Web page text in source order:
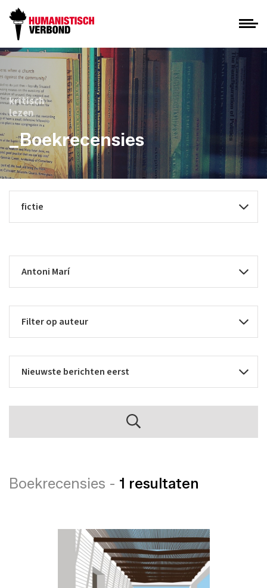
kritisch
lezen
_Boekrecensies
Boekrecensies - 1 resultaten